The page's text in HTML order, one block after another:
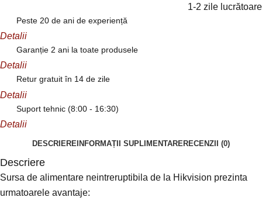
1-2 zile lucrătoare
Peste 20 de ani de experiență
Detalii
Garanție 2 ani la toate produsele
Detalii
Retur gratuit în 14 de zile
Detalii
Suport tehnic (8:00 - 16:30)
Detalii
DESCRIERE INFORMAȚII SUPLIMENTARERECENZII (0)
Descriere
Sursa de alimentare neintreruptibila de la Hikvision prezinta
urmatoarele avantaje: